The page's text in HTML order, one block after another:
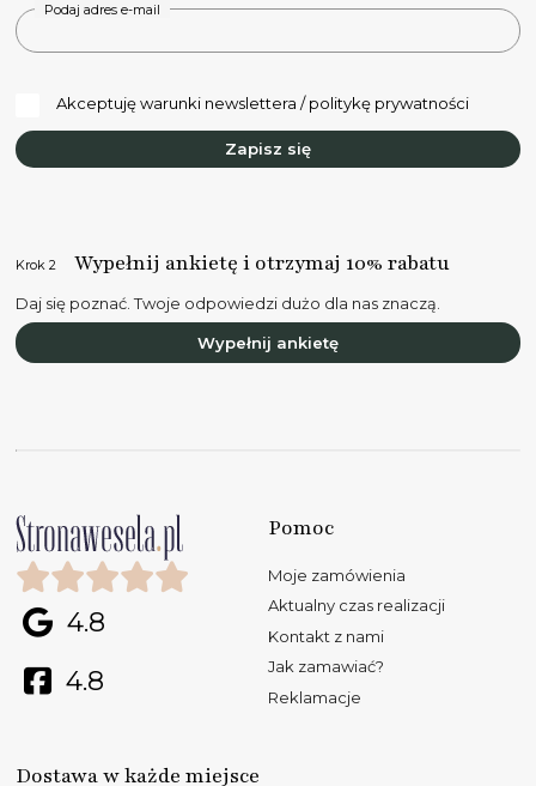
Podaj adres e-mail
Akceptuję warunki newslettera / politykę prywatności
Zapisz się
Krok 2 Wypełnij ankietę i otrzymaj 10% rabatu
Daj się poznać. Twoje odpowiedzi dużo dla nas znaczą.
Wypełnij ankietę
4.8
4.8
Pomoc
Moje zamówienia
Aktualny czas realizacji
Kontakt z nami
Jak zamawiać?
Reklamacje
Dostawa w każde miejsce